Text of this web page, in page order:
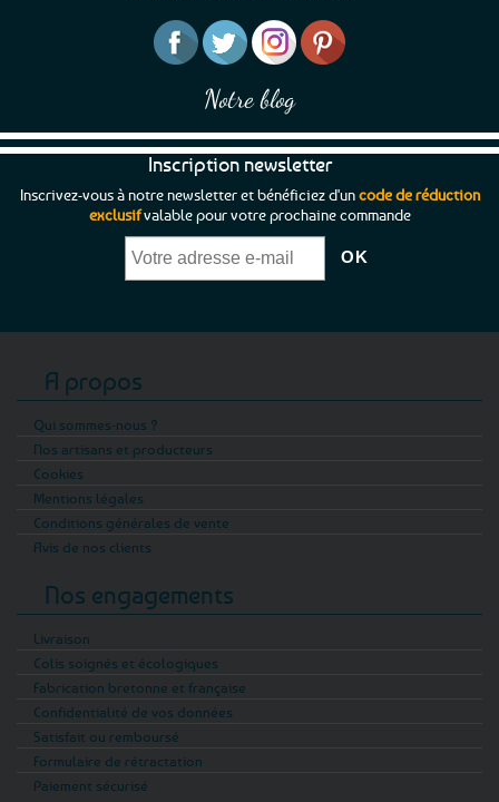
Notre blog
Inscription newsletter
Inscrivez-vous à notre newsletter et bénéficiez d'uncode de réduction
exclusifvalable pour votre prochaine commande
A propos
Qui sommes-nous ?
Nos artisans et producteurs
Cookies
Mentions légales
Conditions générales de vente
Avis de nos clients
Nos engagements
Livraison
Colis soignés et écologiques
Fabrication bretonne et française
Confidentialité de vos données
Satisfait ou remboursé
Formulaire de rétractation
Paiement sécurisé